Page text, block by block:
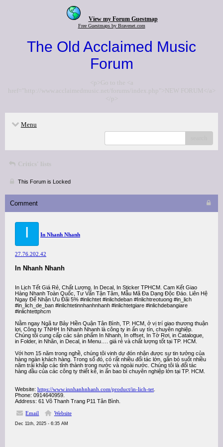
View my Forum Guestmap
Free Guestmaps by Bravenet.com
The Old Acclaimed Music
Forum
<p>Go to the <a
href="http://www.acclaimedmusic.net/forums/index.php">NEW FORUM</a>
</p>
Menu
Critics' lists
This Forum is Locked
Comment
I In Nhanh Nhanh
27.76.202.42
In Nhanh Nhanh
In Lịch Tết Giá Rẻ, Chất Lượng. In Decal, In Sticker TPHCM. Cam Kết Giao
Hàng Nhanh Toàn Quốc, Tư Vấn Tận Tâm, Mẫu Mã Đa Dạng Độc Đáo. Liên Hệ
Ngay Để Nhận Ưu Đãi 5% #inlichtet #inlichdeban #Inlichtreotuong #in_lich
#in_lich_de_ban #inlichtetinnhanhnhanh #inlichtetgiare #inlichdebangiare
#inlichtettphcm
Nằm ngay Ngã tư Bảy Hiền Quận Tân Bình, TP. HCM, ở vị trí giao thương thuận
lợi, Công ty TNHH In Nhanh Nhanh là công ty in ấn uy tín, chuyên nghiệp.
Chúng tôi cung cấp các sản phẩm In Nhanh, In offset, In Tờ Rơi, in Catalogue,
in Folder, in Nhãn, in Decal, in Menu…. giá rẻ và chất lượng tốt tại TP. HCM.
Với hơn 15 năm trong nghề, chúng tôi vinh dự đón nhận được sự tin tưởng của
hàng ngàn khách hàng. Trong số đó, có rất nhiều đối tác lớn, gắn bó suốt nhiều
năm trải khắp các tỉnh thành trong nước và ngoài nước. Chúng tôi là đối tác
hàng đầu của các công ty thiết kế, in ấn bao bì chuyên nghiệp lớn tại TP. HCM.
Website: https://www.innhanhnhanh.com/product/in-lich-tet
Phone: 0914640959.
Address: 61 Võ Thanh Trang P11 Tân Bình.
Email
Website
Dec 11th, 2025 - 6:35 AM